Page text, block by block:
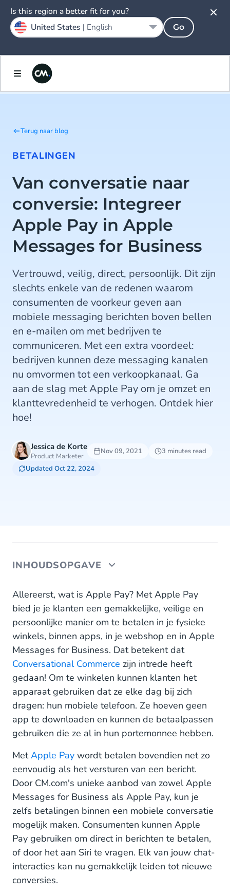
Terug naar blog
BETALINGEN
Van conversatie naar
conversie: Integreer
Apple Pay in Apple
Messages for Business
Vertrouwd, veilig, direct, persoonlijk. Dit zijn
slechts enkele van de redenen waarom
consumenten de voorkeur geven aan
mobiele messaging berichten boven bellen
en e-mailen om met bedrijven te
communiceren. Met een extra voordeel:
bedrijven kunnen deze messaging kanalen
nu omvormen tot een verkoopkanaal. Ga
aan de slag met Apple Pay om je omzet en
klanttevredenheid te verhogen. Ontdek hier
hoe!
Jessica de Korte
Product Marketer
Nov 09, 2021
3 minutes read
Updated Oct 22, 2024
INHOUDSOPGAVE
Van conversatie naar conversie: combineer chat en
betalingen
Veilig en moeiteloos: cashless betalen met Apple
Pay
Aan de slag met Apple Pay en Apple Messages
for Business
Allereerst, wat is Apple Pay? Met Apple Pay
bied je je klanten een gemakkelijke, veilige en
persoonlijke manier om te betalen in je fysieke
winkels, binnen apps, in je webshop en in Apple
Messages for Business. Dat betekent dat
Conversational Commerce zijn intrede heeft
gedaan! Om te winkelen kunnen klanten het
apparaat gebruiken dat ze elke dag bij zich
dragen: hun mobiele telefoon. Ze hoeven geen
app te downloaden en kunnen de betaalpassen
gebruiken die ze al in hun portemonnee hebben.
MetApple Pay wordt betalen bovendien net zo
eenvoudig als het versturen van een bericht.
Door CM.com's unieke aanbod van zowel Apple
Messages for Business als Apple Pay, kun je
zelfs betalingen binnen een mobiele conversatie
mogelijk maken. Consumenten kunnen Apple
Pay gebruiken om direct in berichten te betalen,
of door het aan Siri te vragen. Elk van jouw chat-
interacties kan nu gemakkelijk leiden tot nieuwe
conversies.
Is this region a better fit for you?
United States | English Go